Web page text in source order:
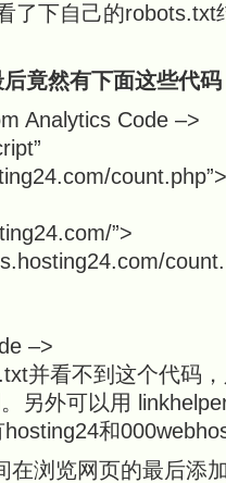
了下自己的robots.txt
竟然有下面这些代码
Analytics Code –>
”>
–>
并看不到这个代码
另外可以用
和
在浏览网页的最后添